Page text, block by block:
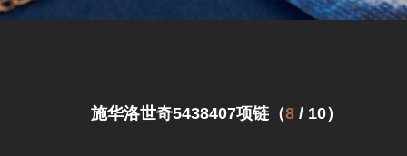
施华洛世奇5438407项链（8 / 10）